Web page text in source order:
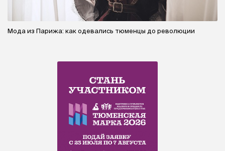
Мода из Парижа: как одевались тюменцы до революции